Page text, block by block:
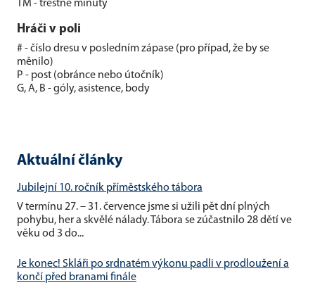
TM - trestné minuty
Hráči v poli
# - číslo dresu v posledním zápase (pro případ, že by se
měnilo)
P - post (obránce nebo útočník)
G, A, B - góly, asistence, body
Aktuální články
Jubilejní 10. ročník příměstského tábora
V termínu 27. – 31. července jsme si užili pět dní plných
pohybu, her a skvělé nálady. Tábora se zúčastnilo 28 dětí ve
věku od 3 do...
Je konec! Skláři po srdnatém výkonu padli v prodloužení a
končí před branami finále